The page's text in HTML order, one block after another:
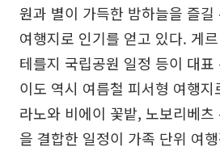
원과 별이 가득한 밤하늘을 즐
여행지로 인기를 얻고 있다. 게
테를지 국립공원 일정 등이 대
이도 역시 여름철 피서형 여행
라노와 비에이 꽃밭, 노보리베
을 결합한 일정이 가족 단위 여